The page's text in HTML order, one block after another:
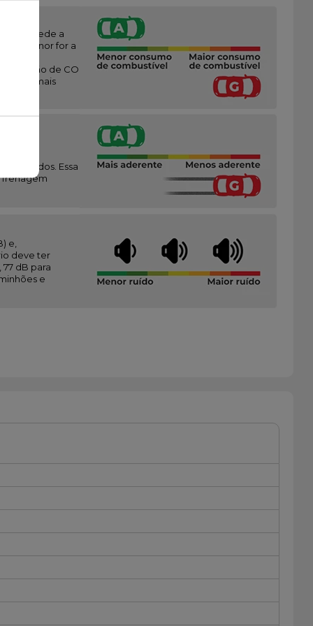
que mede a
menor for a
(emissão de CO
A o mais
a
e pesados. Essa
frenagem
e,
deve ter
dB para
e